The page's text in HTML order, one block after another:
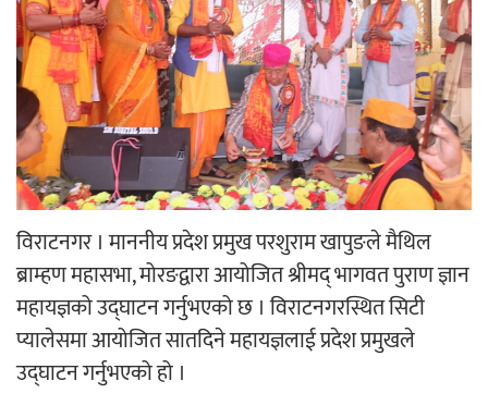
‘ईयुमा डट कम’ले बुधबारदेखि आफ्नो
औपचारिक सेवा सञ्चालनमा
हलमा छैन ‘गौँथली’को टिकट
विराटनगर । माननीय प्रदेश प्रमुख परशुराम खापुङले मैथिल
ब्राम्हण महासभा, मोरङद्वारा आयोजित श्रीमद् भागवत पुराण ज्ञान
महायज्ञको उद्घाटन गर्नुभएको छ । विराटनगरस्थित सिटी
प्यालेसमा आयोजित सातदिने महायज्ञलाई प्रदेश प्रमुखले
उद्घाटन गर्नुभएको हो ।